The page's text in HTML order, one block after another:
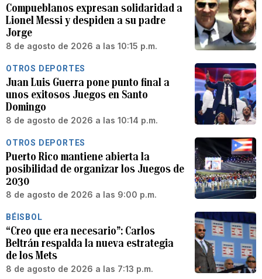
Compueblanos expresan solidaridad a
Lionel Messi y despiden a su padre
Jorge
8 de agosto de 2026 a las 10:15 p.m.
OTROS DEPORTES
Juan Luis Guerra pone punto final a
unos exitosos Juegos en Santo
Domingo
8 de agosto de 2026 a las 10:14 p.m.
OTROS DEPORTES
Puerto Rico mantiene abierta la
posibilidad de organizar los Juegos de
2030
8 de agosto de 2026 a las 9:00 p.m.
BÉISBOL
“Creo que era necesario”: Carlos
Beltrán respalda la nueva estrategia
de los Mets
8 de agosto de 2026 a las 7:13 p.m.